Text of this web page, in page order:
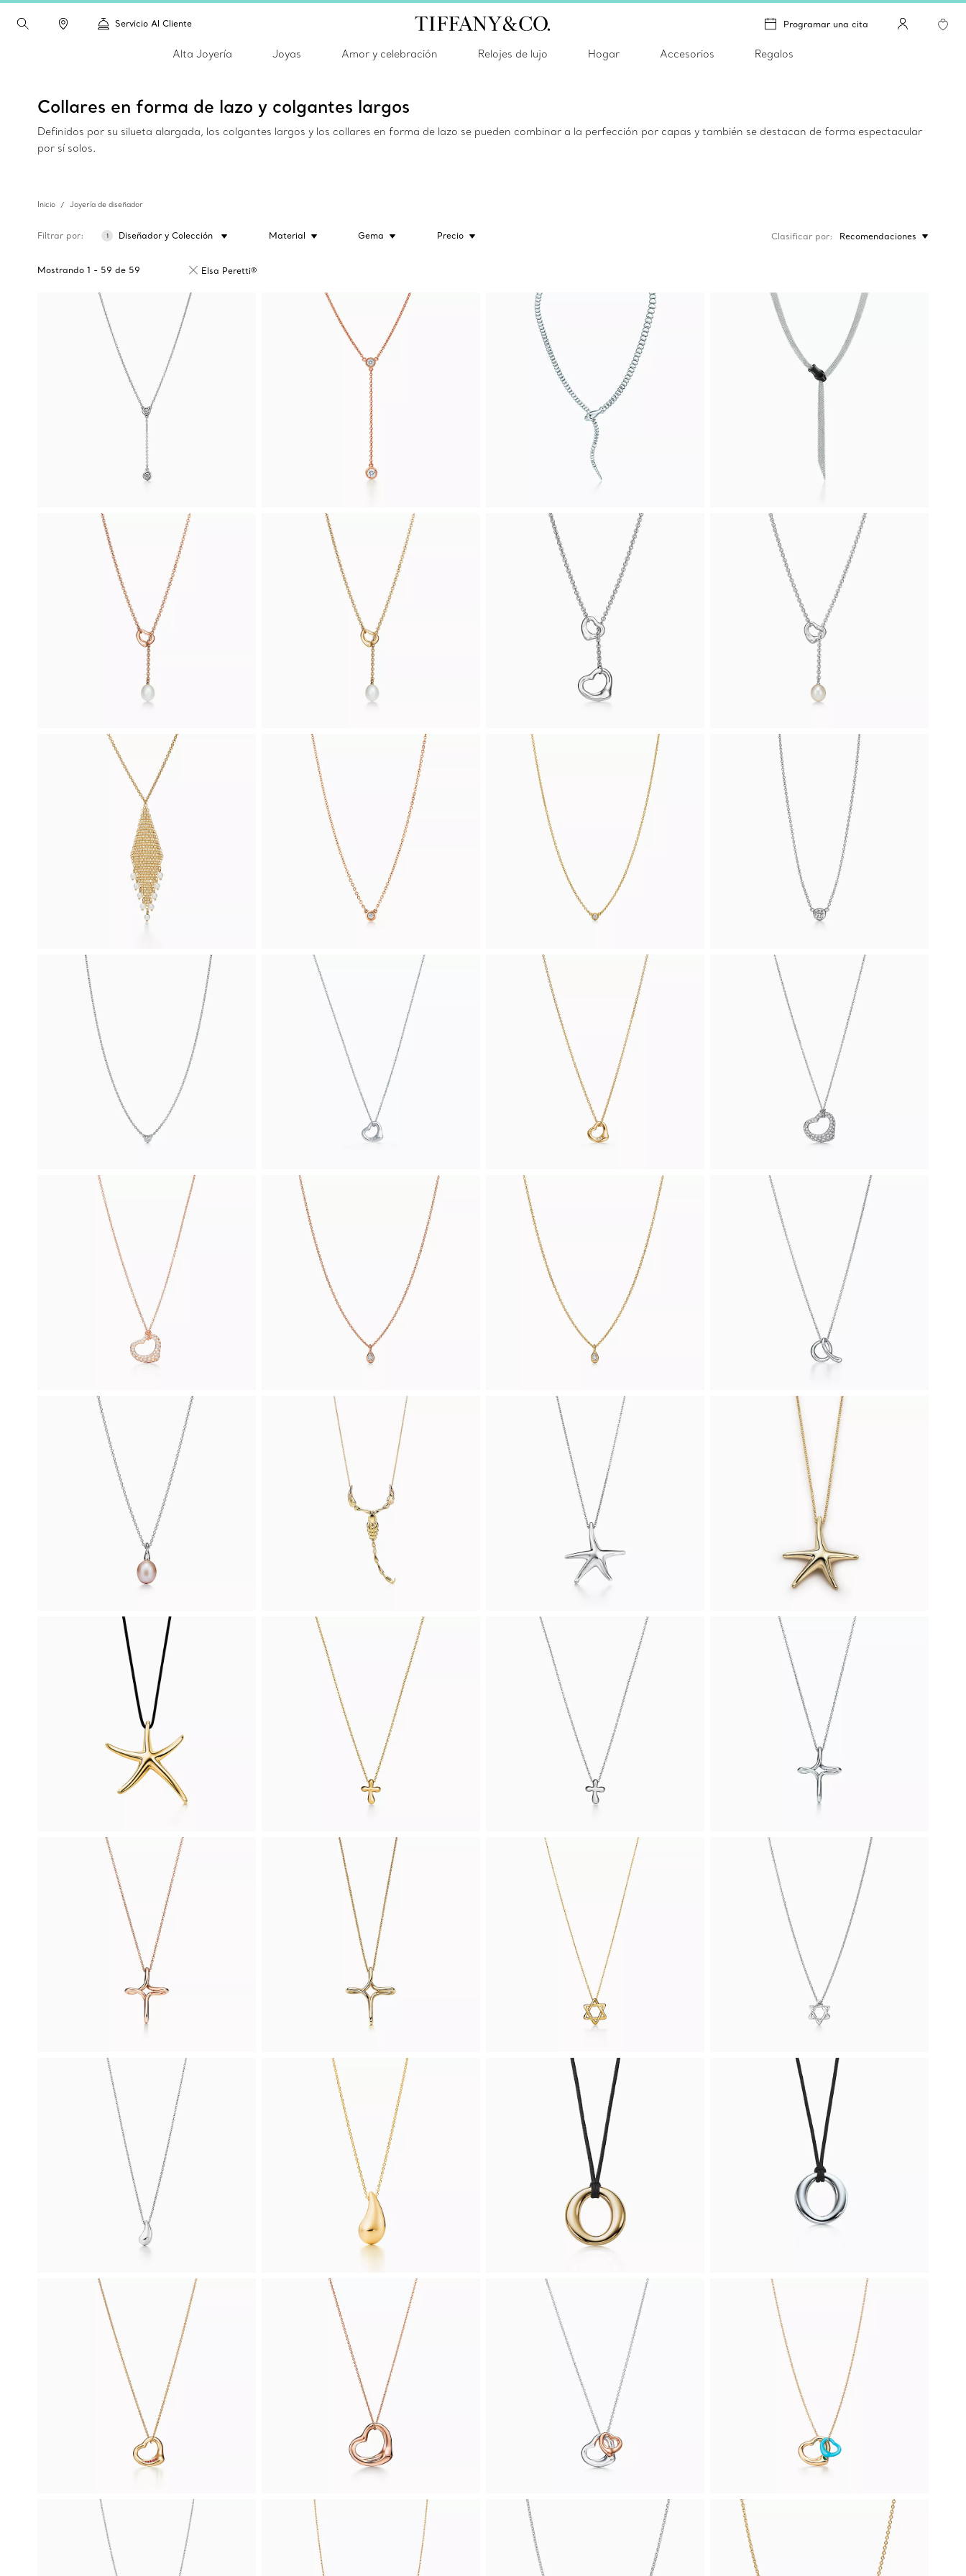
Servicio Al Cliente Programar una cita
Alta Joyería Joyas Amor y celebración Relojes de lujo Hogar Accesorios Regalos
Collares en forma de lazo y colgantes largos
Definidos por su silueta alargada, los colgantes largos y los collares en forma de lazo se pueden combinar a la perfección por capas y también se destacan de forma espectacular
por sí solos.
Inicio Joyería de diseñador
Filtrar por 1 Diseñador y Colección Material Gema Precio
Mostrando 1 - 59 de 59 Elsa Peretti®
Clasificar por Recomendaciones